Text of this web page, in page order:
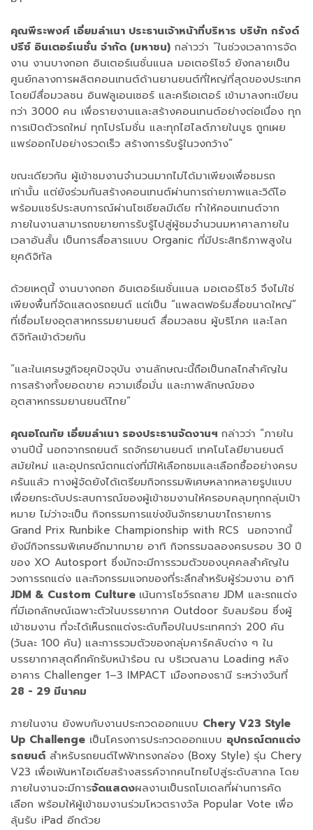
คุณพีระพงศ์ เอี่ยมลำเนา ประธานเจ้าหน้าที่บริหาร บริษัท กรังด์
ปรีซ์ อินเตอร์เนชั่น จำกัด (มหาชน) กล่าวว่า “ในช่วงเวลาการจัด
งาน งานบางกอก อินเตอร์เนชั่นแนล มอเตอร์โชว์ ยังกลายเป็น
ศูนย์กลางการผลิตคอนเทนต์ด้านยานยนต์ที่ใหญ่ที่สุดของประเทศ
โดยมีสื่อมวลชน อินฟลูเอนเซอร์ และครีเอเตอร์ เข้ามาลงทะเบียน
กว่า 3000 คน เพื่อรายงานและสร้างคอนเทนต์อย่างต่อเนื่อง ทุก
การเปิดตัวรถใหม่ ทุกโปรโมชั่น และทุกไฮไลต์ภายในบูธ ถูกเผย
แพร่ออกไปอย่างรวดเร็ว สร้างการรับรู้ในวงกว้าง”
ขณะเดียวกัน ผู้เข้าชมงานจำนวนมากไม่ได้มาเพียงเพื่อชมรถ
เท่านั้น แต่ยังร่วมกันสร้างคอนเทนต์ผ่านการถ่ายภาพและวิดีโอ
พร้อมแชร์ประสบการณ์ผ่านโซเชียลมีเดีย ทำให้คอนเทนต์จาก
ภายในงานสามารถขยายการรับรู้ไปสู่ผู้ชมจำนวนมหาศาลภายใน
เวลาอันสั้น เป็นการสื่อสารแบบ Organic ที่มีประสิทธิภาพสูงใน
ยุคดิจิทัล
ด้วยเหตุนี้ งานบางกอก อินเตอร์เนชั่นแนล มอเตอร์โชว์ จึงไม่ใช่
เพียงพื้นที่จัดแสดงรถยนต์ แต่เป็น “แพลตฟอร์มสื่อขนาดใหญ่”
ที่เชื่อมโยงอุตสาหกรรมยานยนต์ สื่อมวลชน ผู้บริโภค และโลก
ดิจิทัลเข้าด้วยกัน
“และในเศรษฐกิจยุคปัจจุบัน งานลักษณะนี้ถือเป็นกลไกสำคัญใน
การสร้างทั้งยอดขาย ความเชื่อมั่น และภาพลักษณ์ของ
อุตสาหกรรมยานยนต์ไทย”
คุณอโณทัย เอี่ยมลำเนา รองประธานจัดงานฯ กล่าวว่า “ภายใน
งานปีนี้ นอกจากรถยนต์ รถจักรยานยนต์ เทคโนโลยียานยนต์
สมัยใหม่ และอุปกรณ์ตกแต่งที่มีให้เลือกชมและเลือกซื้ออย่างครบ
ครันแล้ว ทางผู้จัดยังได้เตรียมกิจกรรมพิเศษหลากหลายรูปแบบ
เพื่อยกระดับประสบการณ์ของผู้เข้าชมงานให้ครอบคลุมทุกกลุ่มเป้า
หมาย ไม่ว่าจะเป็น กิจกรรมการแข่งขันจักรยานขาไถรายการ
Grand Prix Runbike Championship with RCS นอกจากนี้
ยังมีกิจกรรมพิเศษอีกมากมาย อาทิ กิจกรรมฉลองครบรอบ 30 ปี
ของ XO Autosport ซึ่งมักจะมีการรวมตัวของบุคคลสำคัญใน
วงการรถแต่ง และกิจกรรมแจกของที่ระลึกสำหรับผู้ร่วมงาน อาทิ
JDM & Custom Culture เน้นการโชว์รถสาย JDM และรถแต่ง
ที่มีเอกลักษณ์เฉพาะตัวในบรรยากาศ Outdoor รับลมร้อน ซึ่งผู้
เข้าชมงาน ที่จะได้เห็นรถแต่งระดับท็อปในประเทศกว่า 200 คัน
(วันละ 100 คัน) และการรวมตัวของกลุ่มคาร์คลับต่าง ๆ ใน
บรรยากาศสุดคึกคักรับหน้าร้อน ณ บริเวณลาน Loading หลัง
อาคาร Challenger 1–3 IMPACT เมืองทองธานี ระหว่างวันที่
28 - 29 มีนาคม
ภายในงาน ยังพบกับงานประกวดออกแบบ Chery V23 Style
Up Challenge เป็นโครงการประกวดออกแบบ อุปกรณ์ตกแต่ง
รถยนต์ สำหรับรถยนต์ไฟฟ้าทรงกล่อง (Boxy Style) รุ่น Chery
V23 เพื่อเฟ้นหาไอเดียสร้างสรรค์จากคนไทยไปสู่ระดับสากล โดย
ภายในงานจะมีการจัดแสดงผลงานเป็นรถโมเดลที่ผ่านการคัด
เลือก พร้อมให้ผู้เข้าชมงานร่วมโหวตรางวัล Popular Vote เพื่อ
ลุ้นรับ iPad อีกด้วย